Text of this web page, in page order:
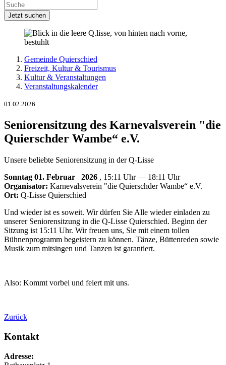
Jetzt suchen
Gemeinde Quierschied
Freizeit, Kultur & Tourismus
Kultur & Veranstaltungen
Veranstaltungskalender
01.02.2026
Seniorensitzung des Karnevalsverein "die
Quierschder Wambe“ e.V.
Unsere beliebte Seniorensitzung in der Q-Lisse
Sonntag 01. Februar
2026 , 15:11 Uhr — 18:11 Uhr
Organisator: Karnevalsverein "die Quierschder Wambe“ e.V.
Ort: Q-Lisse Quierschied
Und wieder ist es soweit. Wir dürfen Sie Alle wieder einladen zu
unserer Seniorensitzung in die Q-Lisse Quierschied. Beginn der
Sitzung ist 15:11 Uhr. Wir freuen uns, Sie mit einem tollen
Bühnenprogramm begeistern zu können. Tänze, Büttenreden sowie
Musik zum mitsingen und Tanzen ist garantiert.
Also: Kommt vorbei und feiert mit uns.
Zurück
Kontakt
Adresse: